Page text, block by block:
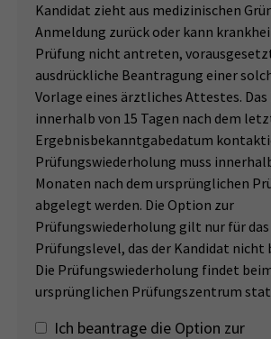
Kandidat zieht aus medizinischen
Anmeldung zurück oder kann
Prüfung nicht antreten,
ausdrückliche Beantragung einer
Vorlage eines ärztliches Attestes.
innerhalb von 15 Tagen nach dem
Ergebnisbekanntgabedatum
Prüfungswiederholung muss
Monaten nach dem ursprünglichen
abgelegt werden. Die Option zur
Prüfungswiederholung gilt nur für
Prüfungslevel, das der Kandidat nicht
Die Prüfungswiederholung findet
ursprünglichen Prüfungszentrum
Ich beantrage die Option zur